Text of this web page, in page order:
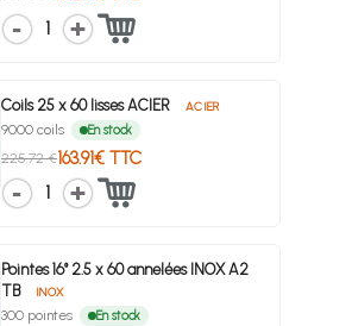
1
Coils 25 x 60 lisses ACIER ACIER
9000 coils En stock
225.72 €163.91€ TTC
1
Pointes 16° 2.5 x 60 annelées INOX A2
TB
INOX
300 pointes En stock